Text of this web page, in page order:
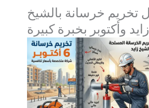
تخريم خرسانة بالشيخ
زايد وأكتوبر بخبرة كبيرة